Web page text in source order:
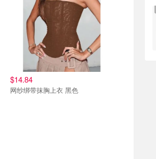
$14.84
网纱绑带抹胸上衣 黑色